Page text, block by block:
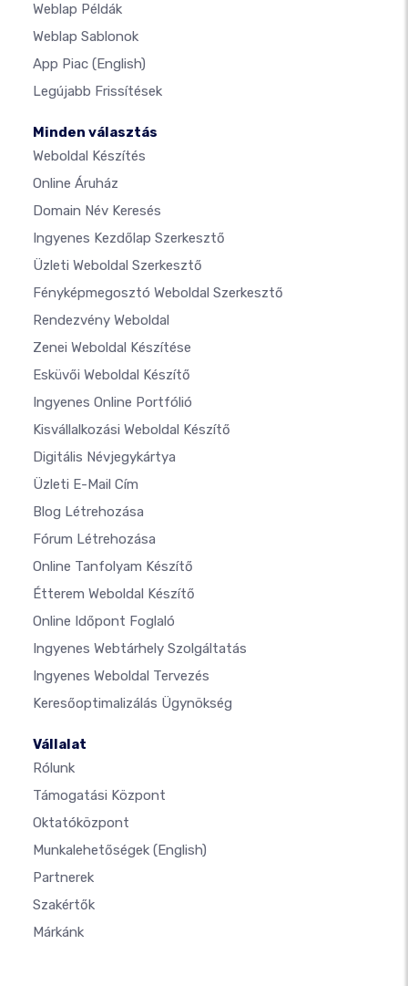
Weblap Példák
Weblap Sablonok
App Piac (English)
Legújabb Frissítések
Minden választás
Weboldal Készítés
Online Áruház
Domain Név Keresés
Ingyenes Kezdőlap Szerkesztő
Üzleti Weboldal Szerkesztő
Fényképmegosztó Weboldal Szerkesztő
Rendezvény Weboldal
Zenei Weboldal Készítése
Esküvői Weboldal Készítő
Ingyenes Online Portfólió
Kisvállalkozási Weboldal Készítő
Digitális Névjegykártya
Üzleti E-Mail Cím
Blog Létrehozása
Fórum Létrehozása
Online Tanfolyam Készítő
Étterem Weboldal Készítő
Online Időpont Foglaló
Ingyenes Webtárhely Szolgáltatás
Ingyenes Weboldal Tervezés
Keresőoptimalizálás Ügynökség
Vállalat
Rólunk
Támogatási Központ
Oktatóközpont
Munkalehetőségek (English)
Partnerek
Szakértők
Márkánk